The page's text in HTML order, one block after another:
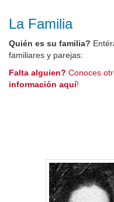
La Familia
Quién es su familia?
familiares y parejas:
Falta alguien? Conoces
información aquí!